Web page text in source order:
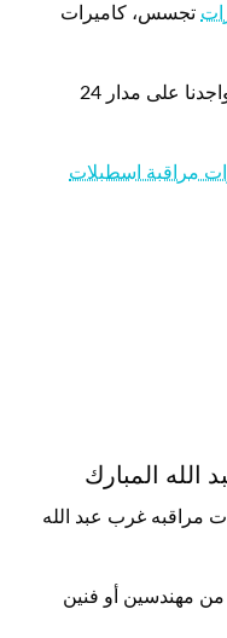
تجسس، كاميرات
أنسب و ارخص الأسعار مع أمكانية تواجدنا على مدار 24
مراقبة اسطبلات
الله المبارك
مراقبه غرب عبد الله
من مهندسين أو فنين